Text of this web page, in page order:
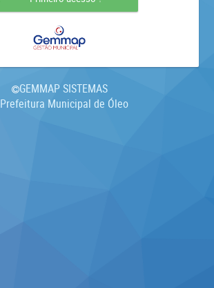
GEMMAP SISTEMAS
Prefeitura Municipal de Óleo